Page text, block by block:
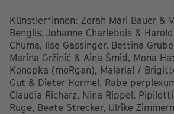
Künstler*innen: Zorah Mari Bauer &
Benglis, Johanne Charlebois &
Chuma, Ilse Gassinger, Bettina
Marina Gržinić & Aina Šmid, Mona
Konopka (moRgan), Malaria! /
Gut & Dieter Hormel, Rabe
Claudia Richarz, Nina Rippel,
Ruge, Beate Strecker, Ulrike